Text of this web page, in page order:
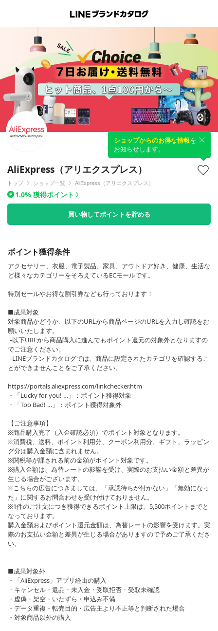
AliExpress（アリエクスプレス）
ショップからのお得な情報を
お知らせします。
トップ ショップ一覧 AliExpress（アリエクスプレス）
1.0% 獲得ポイント
買い物してポイントを貯める
ポイント獲得条件
アクセサリー、衣服、電子製品、家具、アウトドア好き、健康、生活な
ど様々なカテゴリーをそろえているECモールです。
特別セールやお得な割引券なども行っております！
■成果対象
対象商品かどうか、以下のURLから商品ページのURLを入力し確認をお
願いいたします。
└以下URLから商品購入に進んでもポイント還元の対象外となりますの
でご注意ください。
└LINEブランドカタログでは、商品に設定されたカテゴリを確認するこ
とができませんことをご了承ください。
https://portals.aliexpress.com/linkchecker.htm
・「Lucky for you! …」：ポイント獲得対象
・「Too Bad! …」：ポイント獲得対象外
【ご注意事項】
※商品購入完了（入金確認必須）でポイント対象となります。
※消費税、送料、ポイント利用分、クーポン利用分、ギフト、ラッピン
グ分は購入金額に含まれません。
※関税等が課される前の金額がポイント対象です。
※購入金額は、為替レートの影響を受け、実際のお支払い金額と差異が
生じる場合がございます。
※こちらの広告につきましては、「承認待ちが付かない」「無効になっ
た」に関するお問合わせを受け付けておりません。
※1件のご注文につき獲得できるポイント上限は、5,500ポイントまでと
なっております。
購入金額およびポイント還元金額は、為替レートの影響を受けます。実
際のお支払い金額と差異が生じる場合がありますので予めご了承くださ
い。
■成果対象外
・「AliExpress」アプリ経由の購入
・キャンセル・返品・未入金・受取拒否・受取未確認
・虚偽・架空・いたずら・申込み不備
・データ重複・転売目的・広告主より不正等と判断された場合
・対象商品以外の購入